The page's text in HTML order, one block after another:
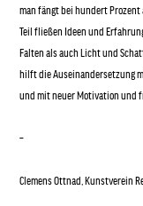
man fängt bei hundert
Teil fließen Ideen und
Falten als auch Licht und
hilft die Auseinandersetzung
und mit neuer Motivation und
–
Clemens Ottnad, Kunstverein